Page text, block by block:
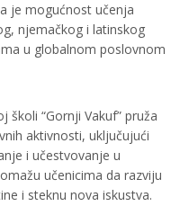
je mogućnost učenja
njemačkog i latinskog
u globalnom poslovnom
“Gornji Vakuf” pruža
aktivnosti, uključujući
i učestvovanje u
učenicima da razviju
i steknu nova iskustva.